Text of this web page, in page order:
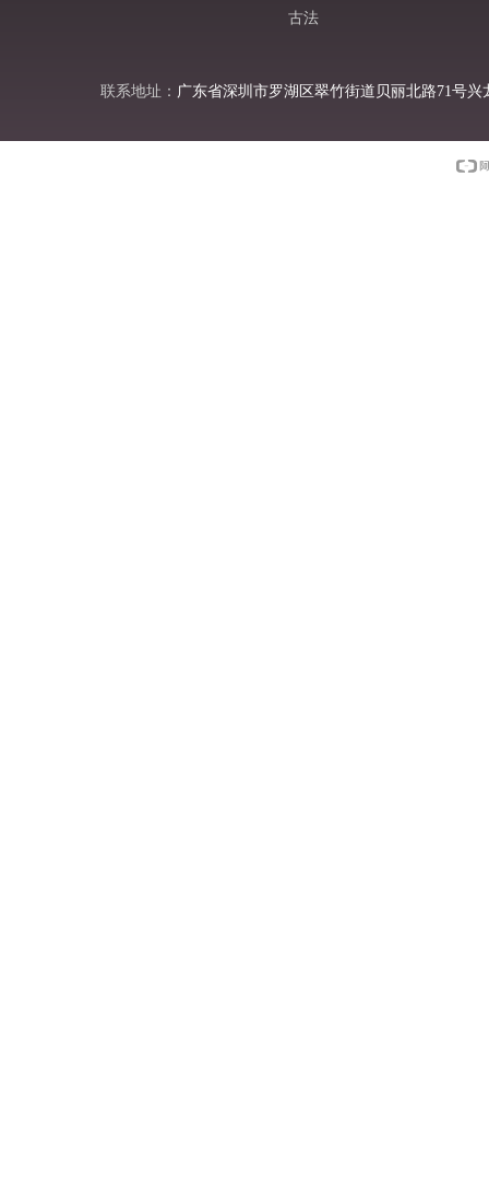
联系地址： 广东省深圳市罗湖区翠竹街道贝丽北路71号兴
古法